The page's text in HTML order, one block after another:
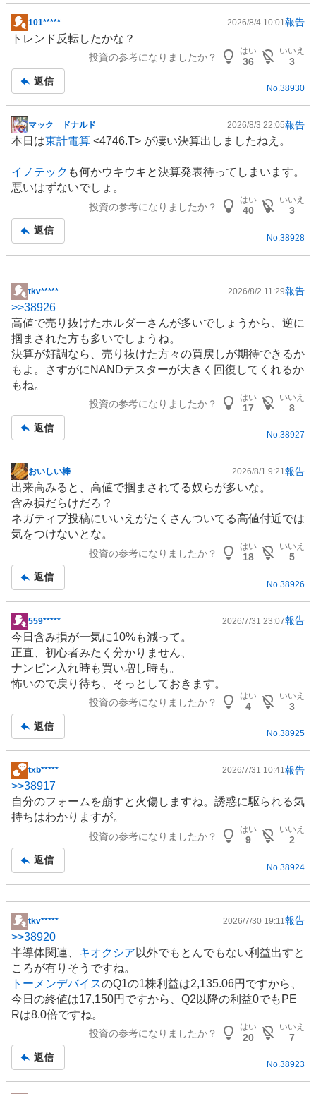
掲
示
事
101***** 2026/8/4 10:01 報告
トレンド反転したかな？
投資の参考になりましたか？
はい
36
いいえ
3
返信
No.38930
掲
示
記
事
マック ドナルド 2026/8/3 22:05報告
本日は東計電算 <4746.T> が凄い決算出しましたねえ。
イノテック も何かウキウキと決算発表待ってしまいます。
悪いはずないでしょ。
投資の参考になりましたか？
はい
40
いいえ
3
返信
No. 38928
掲
示
板
記
事
tkv***** 2026/8/2 11:29報告
>>38926
高値で売り抜けたホルダーさんが多いでしょうから、逆に
掴まされた方も多いでしょうね。
決算が好調なら、売り抜けた方々の買戻しが期待できるか
もよ。さすがにNANDテスターが大きく回復してくれるか
もね。
投資の参考になりましたか？
はい
17
いいえ
8
返信
No.38927
掲
示
板
記
事
おいしい棒 2026/8/1 9:21報告
出来高みると、高値で掴まされてる奴らが多いな。
含み損だらけだろ？
ネガティブ投稿にいいえがたくさんついてる高値付近では
気をつけないとな。
投資の参考になりましたか？
はい
18
いいえ
5
返信
No. 38926
掲
示
板
記
事
559***** 2026/7/31 23:07報告
今日含み損が一気に10%も減って。
正直、初心者みたく分かりません、
ナンピン入れ時も買い増し時も。
怖いので戻り待ち、そっとしておきます。
投資の参考になりましたか？
はい
4
いいえ
3
返信
No.38925
掲
示
板
記
txb***** 2026/7/31 10:41報告
>>38917
自分のフォームを崩すと火傷しますね。誘惑に駆られる気
持ちはわかりますが。
投資の参考になりましたか？
はい
9
いいえ
2
返信
No. 38924
掲
示
板
記
事
tkv***** 2026/7/30 19:11 報告
>>38920
半導体関連、 キオクシア 以外でもとんでもない利益出すと
ころが有りそうですね。
トーメンデバイスのQ1の1株利益は2,135.06円ですから、
今日の終値は17,150円ですから、Q2以降の利益0でもPE
Rは8.0倍ですね。
投資の参考になりましたか？
はい
20
いいえ
7
返信
No.38923